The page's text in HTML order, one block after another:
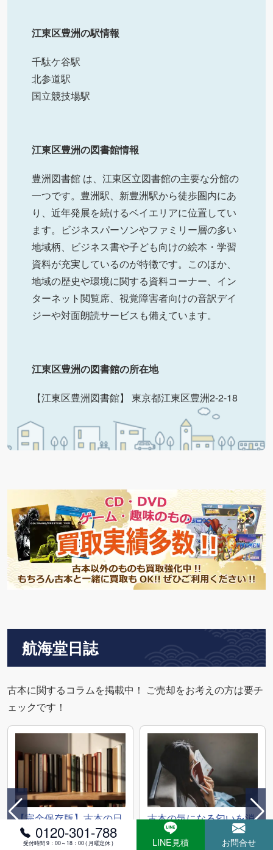
0120-301-788
受付時間 9：00～18：00 ( 月曜定休 ) LINE見積 お問合せ
江東区豊洲の駅情報
千駄ケ谷駅
北参道駅
国立競技場駅
江東区豊洲の図書館情報
豊洲図書館 は、江東区立図書館の主要な分館の
一つです。豊洲駅、新豊洲駅から徒歩圏内にあ
り、近年発展を続けるベイエリアに位置してい
ます。ビジネスパーソンやファミリー層の多い
地域柄、ビジネス書や子ども向けの絵本・学習
資料が充実しているのが特徴です。このほか、
地域の歴史や環境に関する資料コーナー、イン
ターネット閲覧席、視覚障害者向けの音訳デイ
ジーや対面朗読サービスも備えています。
江東区豊洲の図書館の所在地
【江東区豊洲図書館】 東京都江東区豊洲2-2-18
航海堂日誌
古本に関するコラムを掲載中！ ご売却をお考えの方は要チ
ェックです！
【完全保存版】古本の日
焼けを防ぐ方法｜黄ばみ
を修復するコツ
古本の気になる匂いを消
す効果的な方法を徹底解
説！